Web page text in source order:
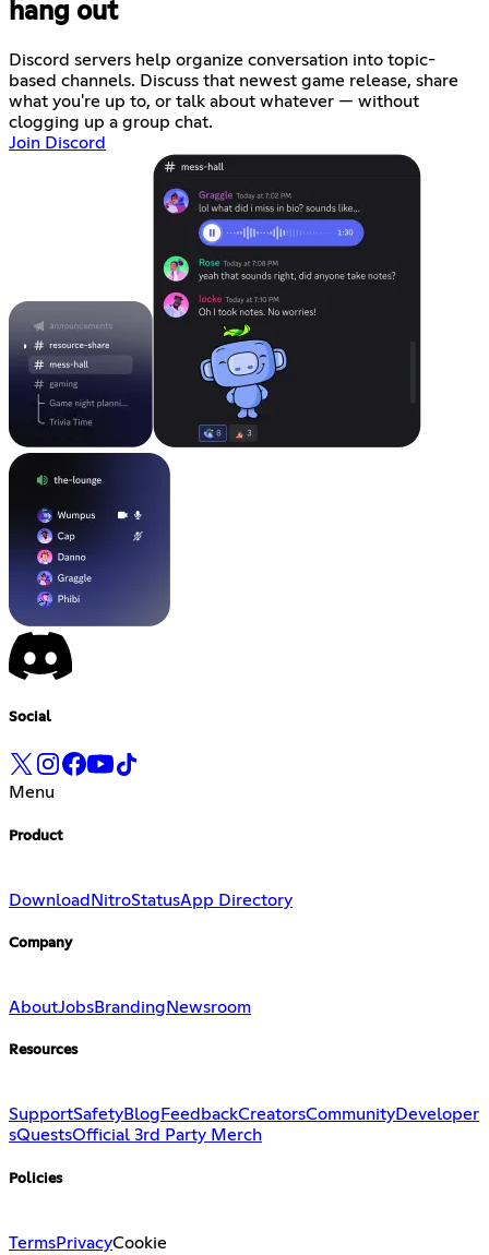
hang out
Discord servers help organize conversation into topic-
based channels. Discuss that newest game release, share
what you're up to, or talk about whatever — without
clogging up a group chat.
Join Discord
Social
Menu
Product
Download NitroStatusApp Directory
Company
AboutJobsBranding Newsroom
Resources
SupportSafetyBlog FeedbackCreatorsCommunityDeveloper
sQuestsOfficial 3rd Party Merch
Policies
TermsPrivacyCookie